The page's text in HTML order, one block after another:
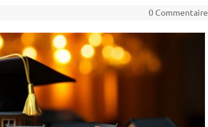
0 Commentaire